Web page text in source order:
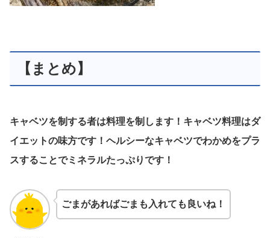
【まとめ】
キャベツを制する者は料理を制します！キャベツ料理はダ
イエットの味方です！ヘルシーなキャベツでわかめをプラ
スすることでミネラルたっぷりです！
ごまがあればごまも入れても良いね！